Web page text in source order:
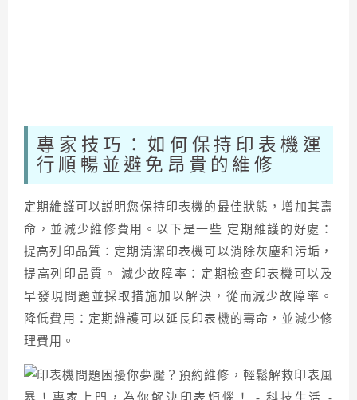
專家技巧：如何保持印表機運
行順暢並避免昂貴的維修
定期維護可以説明您保持印表機的最佳狀態，增加其壽
命，並減少維修費用。以下是一些 定期維護的好處：
提高列印品質：定期清潔印表機可以消除灰塵和污垢，
提高列印品質。 減少故障率：定期檢查印表機可以及
早發現問題並採取措施加以解決，從而減少故障率。
降低費用：定期維護可以延長印表機的壽命，並減少修
理費用。